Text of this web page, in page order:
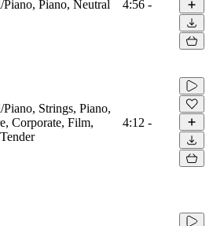
Piano, Piano, Neutral 4:56 -
Piano, Strings, Piano,
Corporate, Film,
4:12 -